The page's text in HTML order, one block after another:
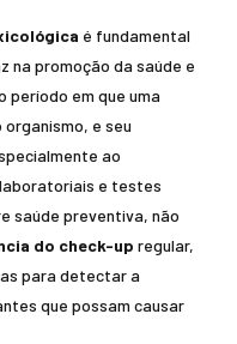
é fundamental
na promoção da saúde e
em que uma
e seu
ao
e testes
saúde preventiva, não
do check-up regular,
para detectar a
que possam causar